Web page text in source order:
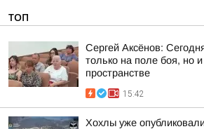
ТОП
Сергей Аксёнов:
только на поле боя, но
пространстве
15:42
Хохлы уже